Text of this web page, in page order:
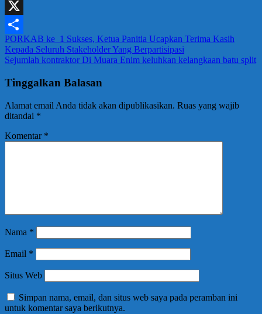
WhatsApp
X
Share
Navigasi
pos
PORKAB ke_1 Sukses, Ketua Panitia Ucapkan Terima Kasih
Kepada Seluruh Stakeholder Yang Berpartisipasi
Sejumlah kontraktor Di Muara Enim keluhkan kelangkaan batu split
Tinggalkan Balasan
Alamat email Anda tidak akan dipublikasikan. Ruas yang wajib
ditandai *
Komentar *
Nama *
Email *
Situs Web
Simpan nama, email, dan situs web saya pada peramban ini
untuk komentar saya berikutnya.